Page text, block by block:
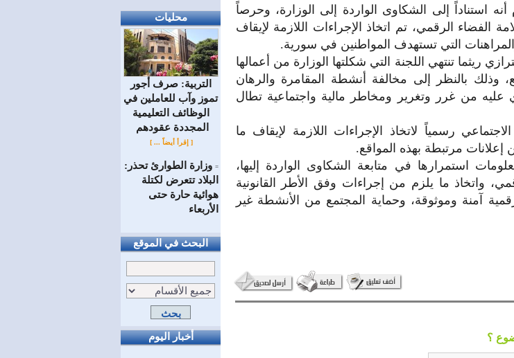
محليات
التربية: صرف أجور
تموز وآب للعاملين في
الوظائف ‏التعليمية
المجددة عقودهم ‏
[ إقرأ أيضاً ... ]
= وزارة الطوارئ تحذر:
البلاد تتعرض لكتلة
هوائية حارة حتى
الأربعاء
البحث في الموقع
أخبار اليوم
استناداً إلى الشكاوى الواردة إلى الوزارة، وحرصاً
الفضاء الرقمي، تم اتخاذ الإجراءات اللازمة لإيقاف
التي تستهدف المواطنين في سورية.
ريثما تنتهي اللجنة التي شكلتها الوزارة من أعمالها
بالنظر إلى مخالفة أنشطة المقامرة والرهان
عليه من غرر وتغرير ومخاطر مالية واجتماعية تطال
رسمياً لاتخاذ الإجراءات اللازمة لإيقاف ما
مرتبطة بهذه المواقع.
استمرارها في متابعة الشكاوى الواردة إليها،
واتخاذ ما يلزم من إجراءات وفق الأطر القانونية
آمنة وموثوقة، وحماية المجتمع من الأنشطة غير